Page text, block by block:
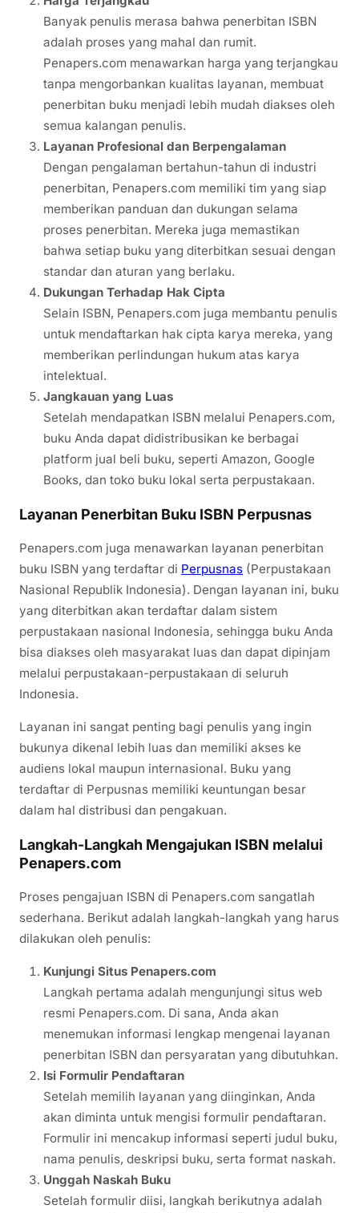
Banyak penulis merasa bahwa penerbitan ISBN
adalah proses yang mahal dan rumit.
Penapers.com menawarkan harga yang terjangkau
tanpa mengorbankan kualitas layanan, membuat
penerbitan buku menjadi lebih mudah diakses oleh
semua kalangan penulis.
Layanan Profesional dan Berpengalaman
Dengan pengalaman bertahun-tahun di industri
penerbitan, Penapers.com memiliki tim yang siap
memberikan panduan dan dukungan selama
proses penerbitan. Mereka juga memastikan
bahwa setiap buku yang diterbitkan sesuai dengan
standar dan aturan yang berlaku.
Dukungan Terhadap Hak Cipta
Selain ISBN, Penapers.com juga membantu penulis
untuk mendaftarkan hak cipta karya mereka, yang
memberikan perlindungan hukum atas karya
intelektual.
Jangkauan yang Luas
Setelah mendapatkan ISBN melalui Penapers.com,
buku Anda dapat didistribusikan ke berbagai
platform jual beli buku, seperti Amazon, Google
Books, dan toko buku lokal serta perpustakaan.
Layanan Penerbitan Buku ISBN Perpusnas
Penapers.com juga menawarkan layanan penerbitan
buku ISBN yang terdaftar di Perpusnas (Perpustakaan
Nasional Republik Indonesia). Dengan layanan ini, buku
yang diterbitkan akan terdaftar dalam sistem
perpustakaan nasional Indonesia, sehingga buku Anda
bisa diakses oleh masyarakat luas dan dapat dipinjam
melalui perpustakaan-perpustakaan di seluruh
Indonesia.
Layanan ini sangat penting bagi penulis yang ingin
bukunya dikenal lebih luas dan memiliki akses ke
audiens lokal maupun internasional. Buku yang
terdaftar di Perpusnas memiliki keuntungan besar
dalam hal distribusi dan pengakuan.
Langkah-Langkah Mengajukan ISBN melalui
Penapers.com
Proses pengajuan ISBN di Penapers.com sangatlah
sederhana. Berikut adalah langkah-langkah yang harus
dilakukan oleh penulis:
Kunjungi Situs Penapers.com
Langkah pertama adalah mengunjungi situs web
resmi Penapers.com. Di sana, Anda akan
menemukan informasi lengkap mengenai layanan
penerbitan ISBN dan persyaratan yang dibutuhkan.
Isi Formulir Pendaftaran
Setelah memilih layanan yang diinginkan, Anda
akan diminta untuk mengisi formulir pendaftaran.
Formulir ini mencakup informasi seperti judul buku,
nama penulis, deskripsi buku, serta format naskah.
Unggah Naskah Buku
Setelah formulir diisi, langkah berikutnya adalah